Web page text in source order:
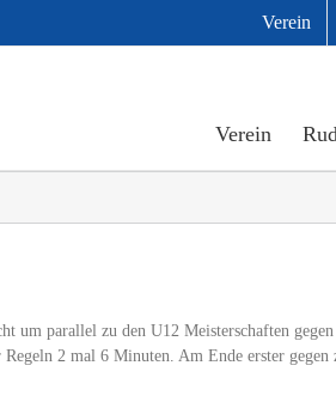
Verein
Verein
um parallel zu den U12 Meisterschaften gegen
2 mal 6 Minuten. Am Ende erster